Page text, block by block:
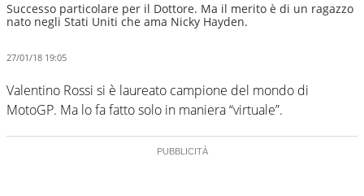
Successo particolare per il Dottore. Ma il merito è di un ragazzo
nato negli Stati Uniti che ama Nicky Hayden.
27/01/18 19:05
Valentino Rossi si è laureato campione del mondo di
MotoGP. Ma lo fa fatto solo in maniera “virtuale”.